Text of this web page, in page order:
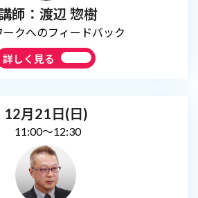
師：渡辺 惣樹
ークへのフィードバック
詳しく見る
12月21日(日)
11:00～12:30